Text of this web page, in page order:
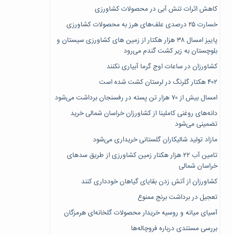
کاهش اثرات تنش آبی در محصولات کشاورزی
خسارت ۲۵ درصدی علف‌های هرز به محصولات کشاورزی
پاییز امسال ۳۸ هزار هکتار از زمین های کشاورزی سیستان و
بلوچستان به زیر کشت گندم می‌رود
کشاورزان در ساعات اوج گرما آبیاری نکنند
۴۰۲ هکتار گلرنگ در لرستان کشت شده است
امسال بیش از ۷۰ هزار تن پسته در رفسنجان برداشت می‌شود
دانه‌های روغنی کاملینا از کشاورزان خراسان شمالی خرید
تضمینی می‌شود
مازاد تولید شالیکاران گلستانی خریداری می‌شود
تامین آب ۲۲ هزار هکتار زمین کشاورزی از طریق سدهای
خراسان شمالی
کشاورزان از آتش زدن بقایای گیاهان خودداری کنند
تعجیل در برداشت برنج ممنوع
آسیای میانه و روسیه خریدار محصولات گلخانه‌ای هرمزگان
بررسی مستندی درباره فروچاله‌ها